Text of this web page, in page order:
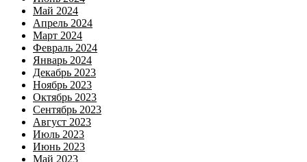
Май 2024
Апрель 2024
Март 2024
Февраль 2024
Январь 2024
Декабрь 2023
Ноябрь 2023
Октябрь 2023
Сентябрь 2023
Август 2023
Июль 2023
Июнь 2023
Май 2023